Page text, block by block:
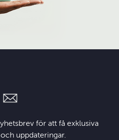
för att få exklusiva
uppdateringar.